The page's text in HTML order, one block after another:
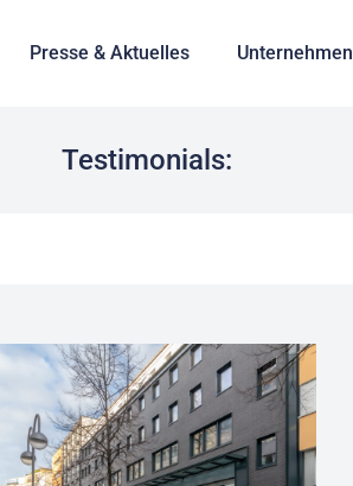
Presse & Aktuelles Unternehmen
Testimonials: